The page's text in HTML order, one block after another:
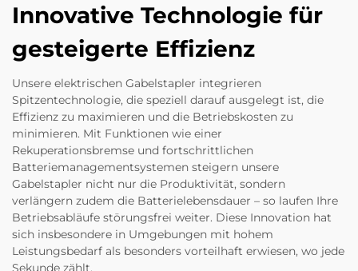
Innovative Technologie für
gesteigerte Effizienz
Unsere elektrischen Gabelstapler integrieren
Spitzentechnologie, die speziell darauf ausgelegt ist, die
Effizienz zu maximieren und die Betriebskosten zu
minimieren. Mit Funktionen wie einer
Rekuperationsbremse und fortschrittlichen
Batteriemanagementsystemen steigern unsere
Gabelstapler nicht nur die Produktivität, sondern
verlängern zudem die Batterielebensdauer – so laufen Ihre
Betriebsabläufe störungsfrei weiter. Diese Innovation hat
sich insbesondere in Umgebungen mit hohem
Leistungsbedarf als besonders vorteilhaft erwiesen, wo jede
Sekunde zählt.